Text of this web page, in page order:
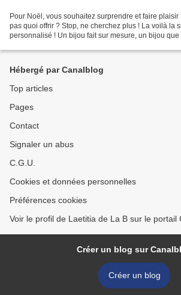
Pour Noël, vous souhaitez surprendre et faire
pas quoi offrir ? Stop, ne cherchez plus ! La voilà la
personnalisé ! Un bijou fait sur mesure, un bijou
Hébergé par Canalblog
Top articles
Pages
Contact
Signaler un abus
C.G.U.
Cookies et données personnelles
Préférences cookies
Voir le profil de Laetitia de La B sur le portail
Créer un blog sur
Créer un blog